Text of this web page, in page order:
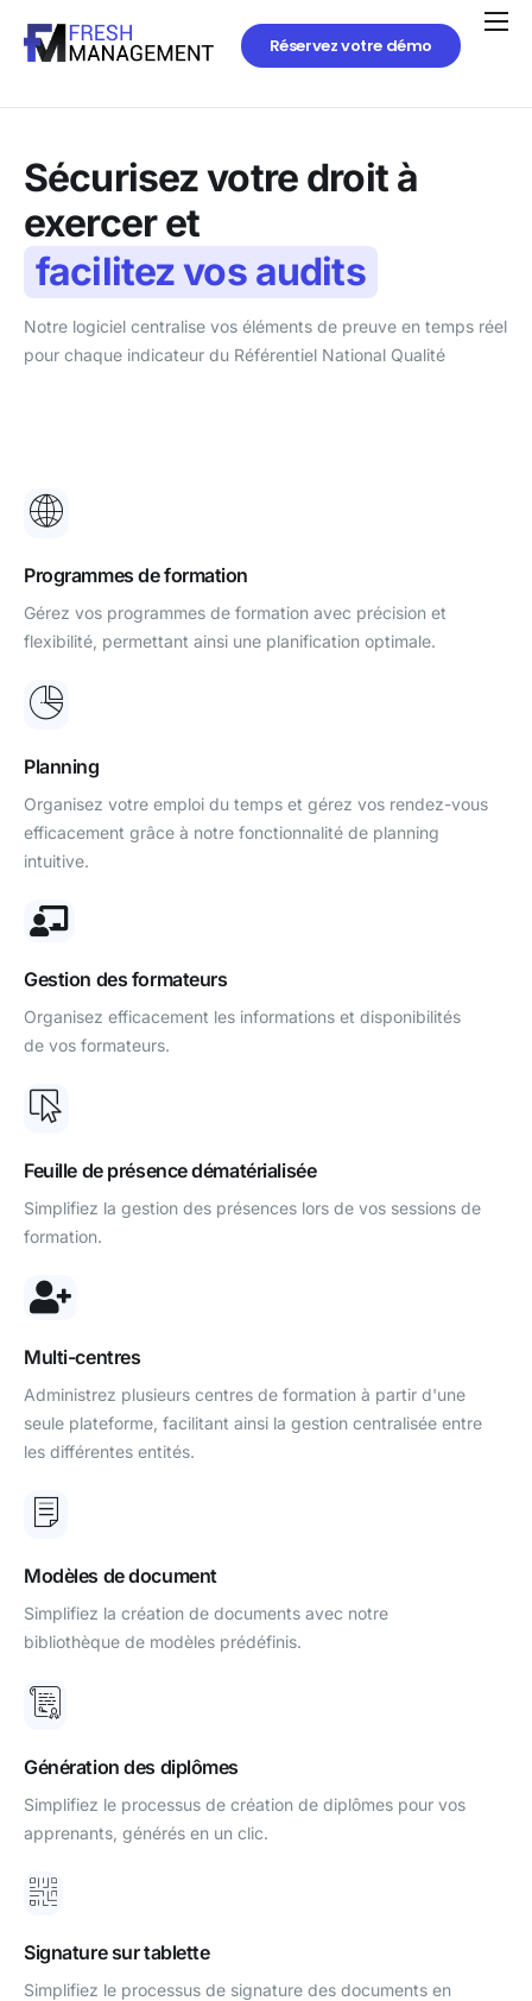
Réservez votre démo
Sécurisez votre droit à
exerceret
facilitez vos audits
Notre logiciel centralise vos éléments de preuve en temps réel
pour chaque indicateur du Référentiel National Qualité
Programmes de formation
Gérez vos programmes de formation avec précision et
flexibilité, permettant ainsi une planification optimale.
Planning
Organisez votre emploi du temps et gérez vos rendez-vous
efficacement grâce à notre fonctionnalité de planning
intuitive.
Gestion des formateurs
Organisez efficacement les informations et disponibilités
de vos formateurs.
Feuille de présence dématérialisée
Simplifiez la gestion des présences lors de vos sessions de
formation.
Multi-centres
Administrez plusieurs centres de formation à partir d'une
seule plateforme, facilitant ainsi la gestion centralisée entre
les différentes entités.
Modèles de document
Simplifiez la création de documents avec notre
bibliothèque de modèles prédéfinis.
Génération des diplômes
Simplifiez le processus de création de diplômes pour vos
apprenants, générés en un clic.
Signature sur tablette
Simplifiez le processus de signature des documents en